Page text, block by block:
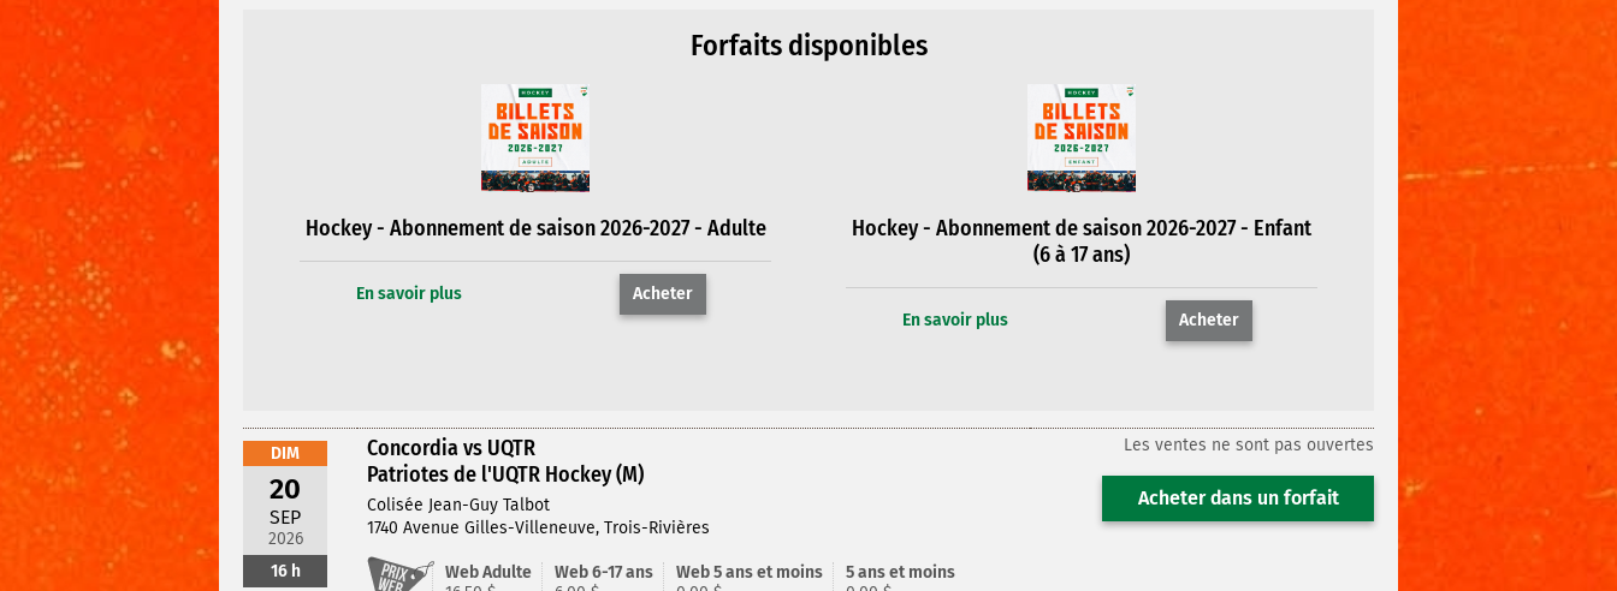
Forfaits disponibles
Hockey - Abonnement de saison 2026-2027 - Adulte
En savoir plus Acheter
Hockey - Abonnement de saison 2026-2027 - Enfant
(6 à 17 ans)
En savoir plus Acheter
DIM
20
SEP
2026
16 h
Concordia vs UQTR
Patriotes de l'UQTR Hockey (M)
Colisée Jean-Guy Talbot
1740 Avenue Gilles-Villeneuve, Trois-Rivières
Web Adulte
Web 6-17 ans
Web 5 ans et moins
5 ans et moins
Les ventes ne sont pas ouvertes
Acheter dans un forfait